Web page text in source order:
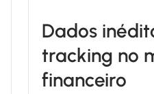
Dados
tracking no
financeiro